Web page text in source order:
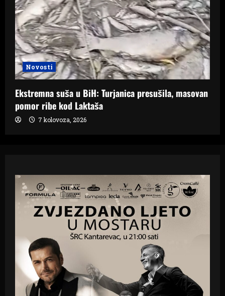
Novosti
Ekstremna suša u BiH: Turjanica presušila, masovan
pomor ribe kod Laktaša
7 kolovoza, 2026